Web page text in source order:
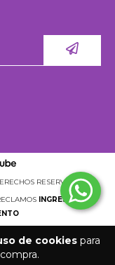
de cookiespara
RESERVADOS.
INGRESÁ ACÁ.